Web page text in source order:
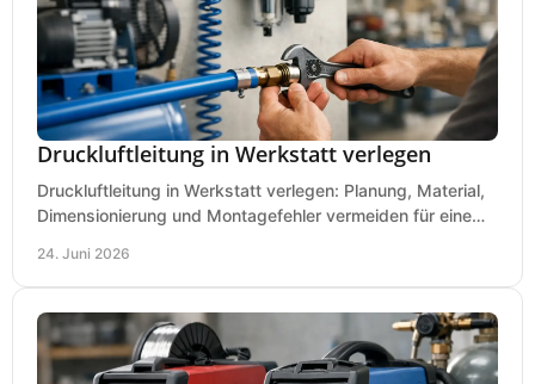
Druckluftleitung in Werkstatt verlegen
Druckluftleitung in Werkstatt verlegen: Planung, Material,
Dimensionierung und Montagefehler vermeiden für eine
24. Juni 2026